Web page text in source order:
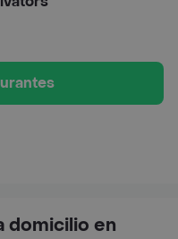
domicilio en